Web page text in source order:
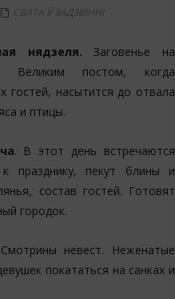
СВЯТА Ў ЗАДЗВІННІ
нядзеля.Заговенье на
Великим постом, когда
насытится до отвала
и птицы.
. В этот день встречаются
к празднику, пекут блины и
состав гостей. Готовят
городок.
невест. Неженатые
покататься на санках и